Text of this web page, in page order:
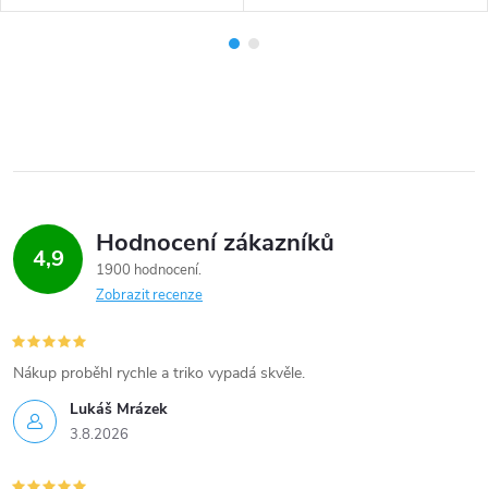
4,9 Hodnocení zákazníků
1900 hodnocení
Zobrazit recenze
Lukáš Mrázek
3.8.2026
Nákup proběhl rychle a triko vypadá skvěle.